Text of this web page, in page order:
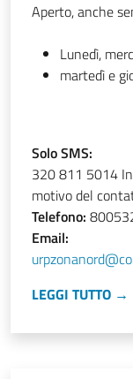
Aperto, anche
Lunedì,
martedì e
Solo SMS:
320 811 5014
motivo del
Telefono:
Email:
LEGGI TUTTO →